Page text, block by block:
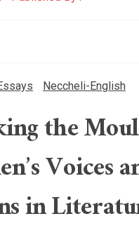
Neccheli-English
the
Voices
in